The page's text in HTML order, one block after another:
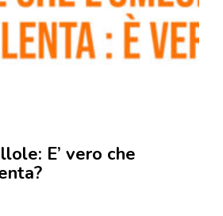
E’ vero che